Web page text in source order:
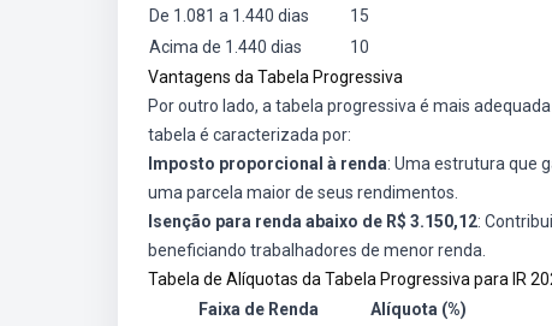
De 1.081 a 1.440 dias
15
Acima de 1.440 dias
10
Vantagens da Tabela Progressiva
Por outro lado, a tabela progressiva é mais
tabela é caracterizada por:
Imposto proporcional à renda: Uma estrutura que
uma parcela maior de seus rendimentos.
Isenção para renda abaixo de R$ 3.150,12:
beneficiando trabalhadores de menor renda.
Tabela de Alíquotas da Tabela Progressiva para IR
Faixa de Renda
Alíquota (%)